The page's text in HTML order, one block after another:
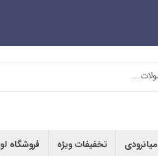
تخفیفات ویژه فروشگاه